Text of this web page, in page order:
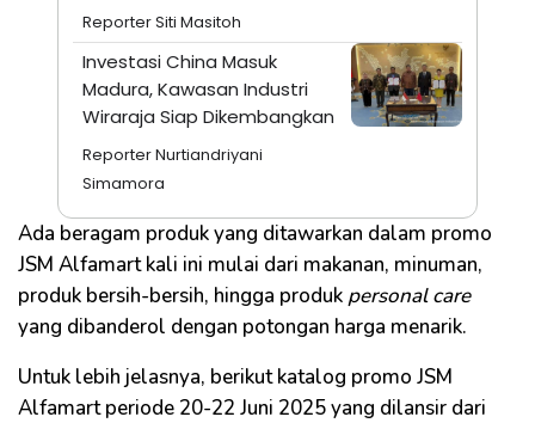
Reporter Siti Masitoh
Investasi China Masuk
Madura, Kawasan Industri
Wiraraja Siap Dikembangkan
Reporter Nurtiandriyani
Simamora
Ada beragam produk yang ditawarkan dalam promo
JSM Alfamart kali ini mulai dari makanan, minuman,
produk bersih-bersih, hingga produk personal care
yang dibanderol dengan potongan harga menarik.
Untuk lebih jelasnya, berikut katalog promo JSM
Alfamart periode 20-22 Juni 2025 yang dilansir dari